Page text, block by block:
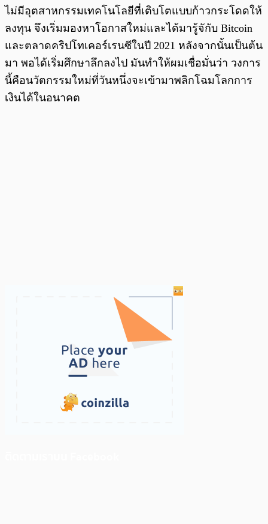
ไม่มีอุตสาหกรรมเทคโนโลยีที่เติบโตแบบก้าวกระโดดให้
ลงทุน จึงเริ่มมองหาโอกาสใหม่และได้มารู้จักับ Bitcoin
และตลาดคริปโทเคอร์เรนซีในปี 2021 หลังจากนั้นเป็นต้น
มา พอได้เริ่มศึกษาลึกลงไป มันทำให้ผมเชื่อมั่นว่า วงการ
นี้คือนวัตกรรมใหม่ที่วันหนึ่งจะเข้ามาพลิกโฉมโลกการ
เงินได้ในอนาคต